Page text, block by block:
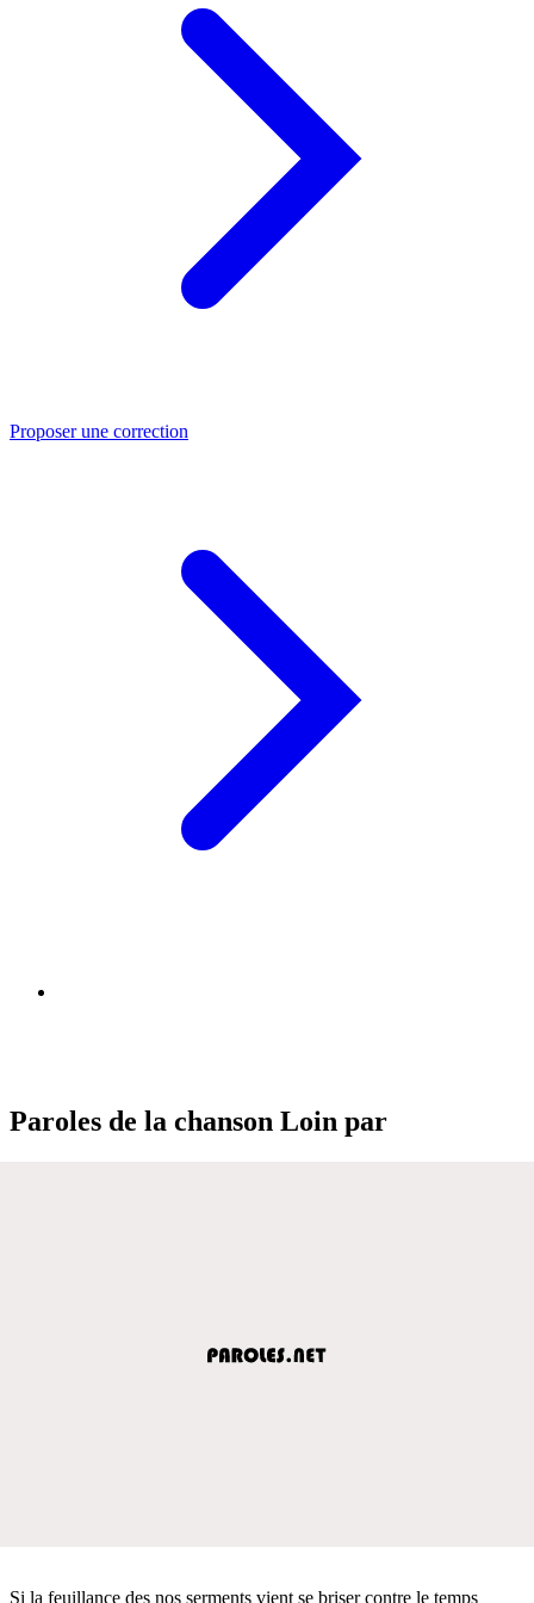
Proposer une correction
Paroles de la chanson Loin par
Si la feuillance des nos serments vient se briser contre le temps